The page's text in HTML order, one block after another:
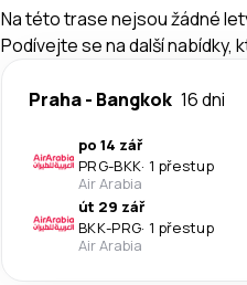
Na této trase nejsou žádné
Podívejte se na další nabídky,
Praha- Bangkok 16 dni
po 14 zář
PRG-BKK· 1 přestup
Air Arabia
út 29 zář
BKK-PRG· 1 přestup
Air Arabia